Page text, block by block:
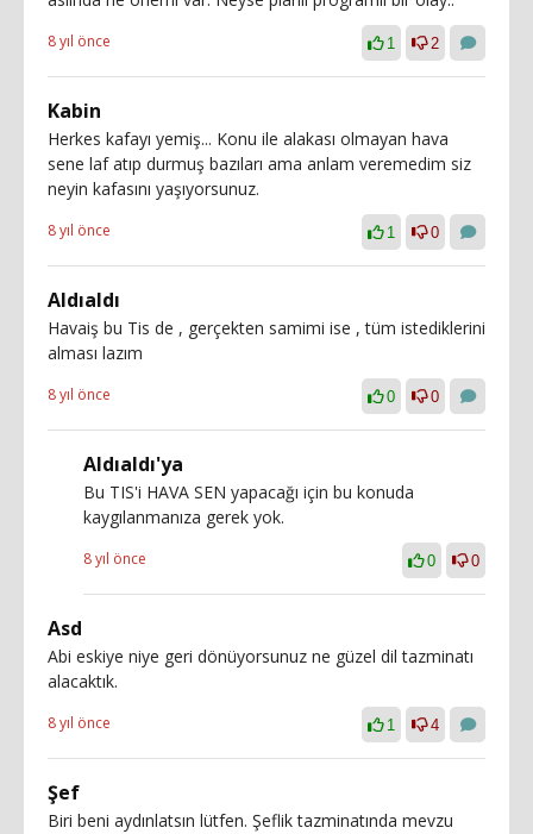
8 yıl önce 1 2
Kabin
Herkes kafayı yemiş... Konu ile alakası olmayan hava
sene laf atıp durmuş bazıları ama anlam veremedim siz
neyin kafasını yaşıyorsunuz.
8 yıl önce 1 0
Aldıaldı
Havaiş bu Tis de , gerçekten samimi ise , tüm istediklerini
alması lazım
8 yıl önce 0 0
Aldıaldı'ya
Bu TIS'i HAVA SEN yapacağı için bu konuda
kaygılanmanıza gerek yok.
8 yıl önce 0 0
Asd
Abi eskiye niye geri dönüyorsunuz ne güzel dil tazminatı
alacaktık.
8 yıl önce 1 4
Şef
Biri beni aydınlatsın lütfen. Şeflik tazminatında mevzu